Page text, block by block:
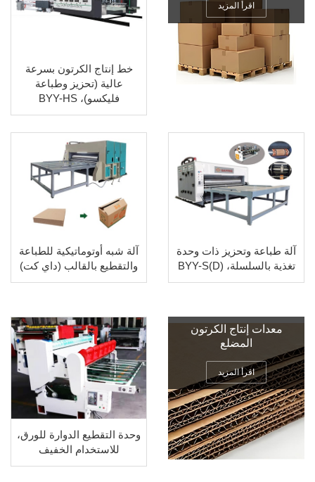
اقرأ المزيد
خط إنتاج الكرتون بسرعة
عالية (تحزيز وطباعة
فليكسو)، BYY-HS
آلة طباعة وتحزيز ذات وحدة
تغذية بالسلسلة، BYY-S(D)
آلة شبه أوتوماتيكية للطباعة
والتقطيع بالقالب (داي كت)
معدات إنتاج الكرتون
المضلع
اقرأ المزيد
وحدة التقطيع الدوارة للورق،
للاستخدام الخفيف